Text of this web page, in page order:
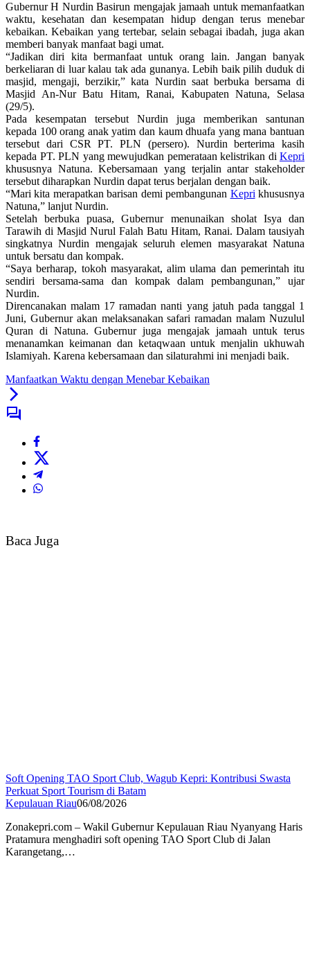
Gubernur H Nurdin Basirun mengajak jamaah untuk memanfaatkan
waktu, kesehatan dan kesempatan hidup dengan terus menebar
kebaikan. Kebaikan yang tertebar, selain sebagai ibadah, juga akan
memberi banyak manfaat bagi umat.
“Jadikan diri kita bermanfaat untuk orang lain. Jangan banyak
berkeliaran di luar kalau tak ada gunanya. Lebih baik pilih duduk di
masjid, mengaji, berzikir,” kata Nurdin saat berbuka bersama di
Masjid An-Nur Batu Hitam, Ranai, Kabupaten Natuna, Selasa
(29/5).
Pada kesempatan tersebut Nurdin juga memberikan santunan
kepada 100 orang anak yatim dan kaum dhuafa yang mana bantuan
tersebut dari CSR PT. PLN (persero). Nurdin berterima kasih
kepada PT. PLN yang mewujudkan pemerataan kelistrikan di Kepri
khususnya Natuna. Kebersamaan yang terjalin antar stakeholder
tersebut diharapkan Nurdin dapat terus berjalan dengan baik.
“Mari kita merapatkan barisan demi pembangunan Kepri khususnya
Natuna,” lanjut Nurdin.
Setelah berbuka puasa, Gubernur menunaikan sholat Isya dan
Tarawih di Masjid Nurul Falah Batu Hitam, Ranai. Dalam tausiyah
singkatnya Nurdin mengajak seluruh elemen masyarakat Natuna
untuk bersatu dan kompak.
“Saya berharap, tokoh masyarakat, alim ulama dan pemerintah itu
sendiri bersama-sama dan kompak dalam pembangunan,” ujar
Nurdin.
Direncanakan malam 17 ramadan nanti yang jatuh pada tanggal 1
Juni, Gubernur akan melaksanakan safari ramadan malam Nuzulul
Quran di Natuna. Gubernur juga mengajak jamaah untuk terus
menanamkan keimanan dan ketaqwaan untuk menjalin ukhuwah
Islamiyah. Karena kebersamaan dan silaturahmi ini menjadi baik.
Manfaatkan Waktu dengan Menebar Kebaikan
Baca Juga
Soft Opening TAO Sport Club, Wagub Kepri: Kontribusi Swasta
Perkuat Sport Tourism di Batam
Kepulauan Riau06/08/2026
Zonakepri.com – Wakil Gubernur Kepulauan Riau Nyanyang Haris
Pratamura menghadiri soft opening TAO Sport Club di Jalan
Karangetang,…